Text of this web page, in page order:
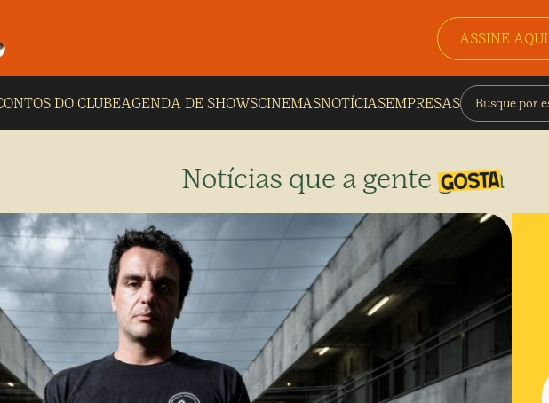
ASSINE AQUI
DO CLUBEAGENDA DE SHOWSCINEMASNOTÍCIASEMPRESAS
Notícias que a gente gosta